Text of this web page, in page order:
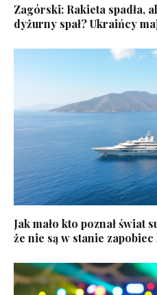
Zagórski: Rakieta spadła,
dyżurny spał? Ukraińcy
Jak mało kto poznał świat
że nie są w stanie